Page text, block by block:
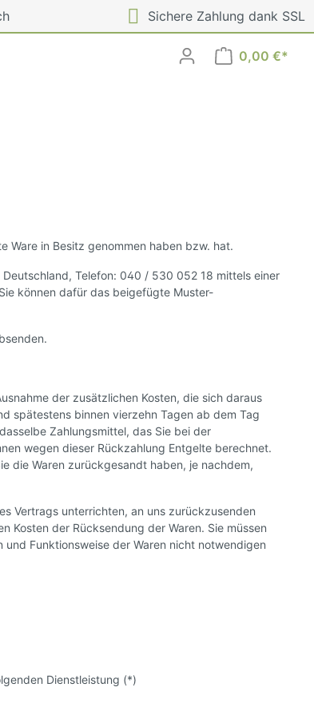
Sichere Zahlung dank SSL
0,00 €*
Ware in Besitz genommen haben bzw. hat.
Telefon: 040 / 530 052 18 mittels einer
können dafür das beigefügte Muster-
der zusätzlichen Kosten, die sich daraus
spätestens binnen vierzehn Tagen ab dem Tag
Zahlungsmittel, das Sie bei der
wegen dieser Rückzahlung Entgelte berechnet.
die Waren zurückgesandt haben, je nachdem,
Vertrags unterrichten, an uns zurückzusenden
Kosten der Rücksendung der Waren. Sie müssen
Funktionsweise der Waren nicht notwendigen
Dienstleistung (*)